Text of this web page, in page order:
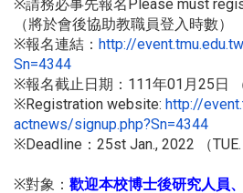
※請務必事先報名Please must
（將於會後協助教職員登入時數）
※報名連結： http://
Sn=4344
※報名截止日期： 111年01 月 25 日
※Registration website: http://
actnews/signup.php?Sn=4344
※Deadline ： 25st Jan., 2022 （TUE.
※對象： 歡迎本校博士後研究人員